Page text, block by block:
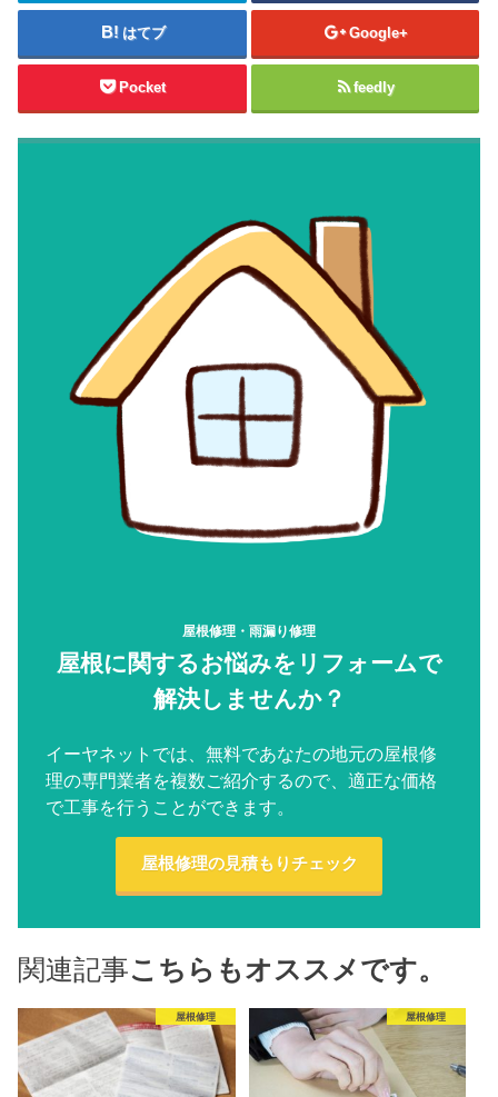
はてブ Google+
Pocket feedly
屋根修理・雨漏り修理
屋根に関するお悩みをリフォームで
解決しませんか？
イーヤネットでは、無料であなたの地元の屋根修
理の専門業者を複数ご紹介するので、適正な価格
で工事を行うことができます。
屋根修理の見積もりチェック
関連記事こちらもオススメです。
屋根修理 屋根修理